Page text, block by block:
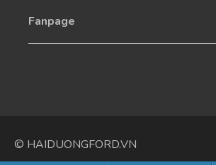
Fanpage
© HAIDUONGFORD.VN